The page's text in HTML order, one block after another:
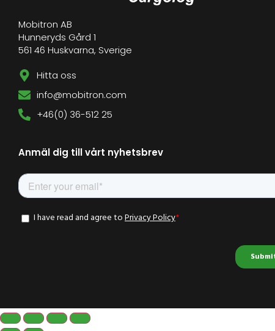
Mobitron AB
Hunneryds Gård 1
561 46 Huskvarna, Sverige
Hitta oss
info@mobitron.com
+46(0) 36-512 25
Anmäl dig till vårt nyhetsbrev